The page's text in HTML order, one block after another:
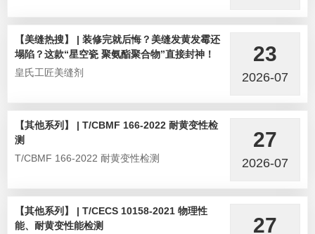
【美缝热搜】 | 装修完就后悔？美缝发黄发霉还
塌陷？这款“星空瓷 聚氨酯聚合物”直接封神！
皇氏工匠美缝剂
23
2026-07
【其他系列】 | T/CBMF 166-2022 耐黄变性检
测
T/CBMF 166-2022 耐黄变性检测
27
2026-07
【其他系列】 | T/CECS 10158-2021 物理性
能、耐黄变性能检测
27